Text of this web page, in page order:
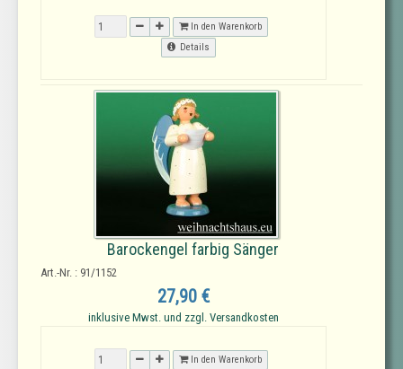
In den Warenkorb
Details
Barockengel farbig Sänger
Art.-Nr. : 91/1152
27,90 €
inklusive Mwst. und zzgl. Versandkosten
In den Warenkorb